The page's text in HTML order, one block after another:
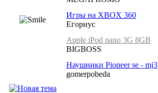
Игры на XBOX 360
Егориус
Apple iPod nano 3G 8GB
BIGBOSS
Наушники Pioneer se - mj3
gomerpobeda